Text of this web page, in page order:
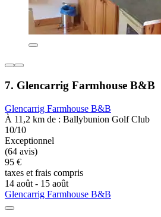
7. Glencarrig Farmhouse B&B
Glencarrig Farmhouse B&B
À 11,2 km de : Ballybunion Golf Club
10/10
Exceptionnel
(64 avis)
95 €
taxes et frais compris
14 août - 15 août
Glencarrig Farmhouse B&B